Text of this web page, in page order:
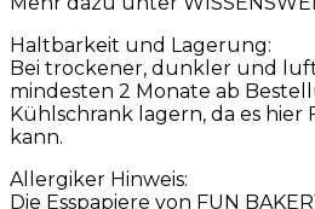
Haltbarkeit und Lagerung:
Bei trockener, dunkler und
mindesten 2 Monate ab
Kühlschrank lagern, da es
kann.
Allergiker Hinweis:
Die Esspapiere von FUN